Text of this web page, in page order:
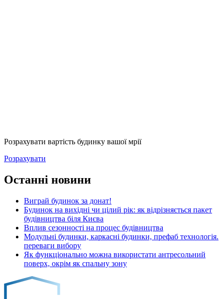
Розрахувати вартість будинку вашої мрії
Розрахувати
Останні новини
Виграй будинок за донат!
Будинок на вихідні чи цілий рік: як відрізняється пакет
будівництва біля Києва
Вплив сезонності на процес будівництва
Модульні будинки, каркасні будинки, префаб технологія.
переваги вибору
Як функціонально можна використати антресольний
поверх, окрім як спальну зону